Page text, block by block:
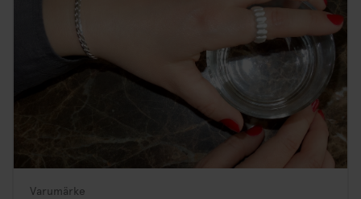
Varumärke